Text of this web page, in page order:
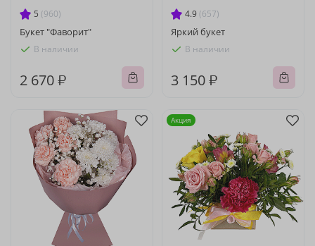
5 (960)
Букет "Фаворит"
В наличии
2 670 ₽
4.9 (657)
Яркий букет
В наличии
3 150 ₽
Акция